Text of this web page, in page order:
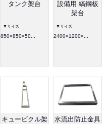
タンク架台
▼サイズ
850×850×50...
設備用 縞鋼板
架台
▼サイズ
2400×1200×...
キュービクル架
水流出防止金具